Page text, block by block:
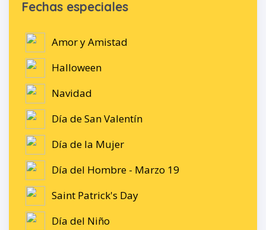
Fechas especiales
Amor y Amistad
Halloween
Navidad
Día de San Valentín
Día de la Mujer
Día del Hombre - Marzo 19
Saint Patrick's Day
Día del Niño